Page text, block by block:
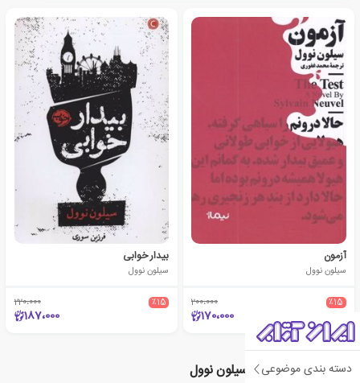
دسته بندی موضوعی
آزمون
سیلون نوول
٪15 200،000
170،000
بیدار خوابی
سیلون نوول
٪15 220،000
187،000
نویسندگان مرتبط با سیلون نوول